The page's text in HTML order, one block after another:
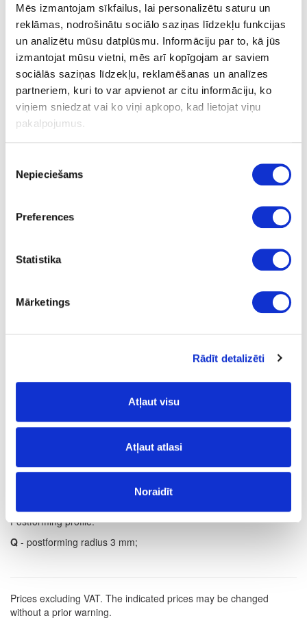
Mēs izmantojam sīkfailus, lai personalizētu saturu un
reklāmas, nodrošinātu sociālo saziņas līdzekļu funkcijas
un analizētu mūsu datplūsmu. Informāciju par to, kā jūs
izmantojat mūsu vietni, mēs arī kopīgojam ar saviem
sociālās saziņas līdzekļu, reklamēšanas un analīzes
partneriem, kuri to var apvienot ar citu informāciju, ko
viņiem sniedzat vai ko viņi apkopo, kad lietojat viņu
pakalpojumus.
izvēle
Nepieciešams
Preferences
Statistika
Mārketings
Rādīt detalizēti
Atļaut visu
Atļaut atlasi
Noraidīt
Ask question
Share product link
Print
Surface structure:
Postforming profile:
Q - postforming radius 3 mm;
Prices excluding VAT. The indicated prices may be changed
without a prior warning.